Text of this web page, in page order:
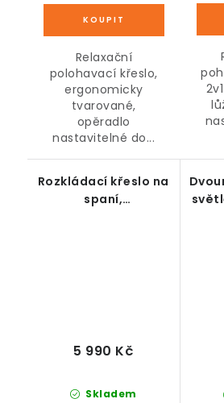
Relaxační
polohavací křeslo,
ergonomicky
tvarované,
opěradlo
nastavitelné do...
Rozkládací křeslo na
spaní,
Skladem
5 990 Kč